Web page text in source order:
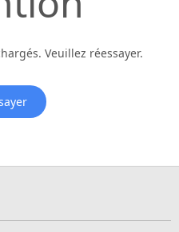
Veuillez réessayer.